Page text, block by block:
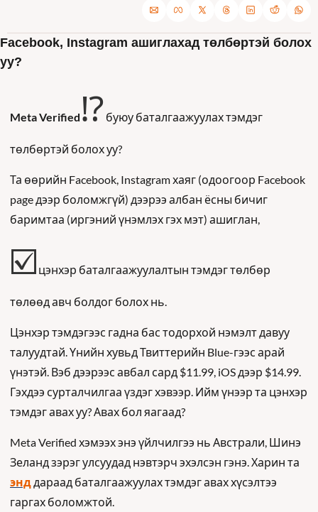
Facebook, Instagram ашиглахад төлбөртэй болох
уу?
Meta Verified ⁉️ буюу баталгаажуулах тэмдэг
төлбөртэй болох уу?
Та өөрийн Facebook, Instagram хаяг (одоогоор Facebook
page дээр боломжгүй) дээрээ албан ёсны бичиг
☑️ цэнхэр баталгаажуулалтын тэмдэг төлбөр
төлөөд авч болдог болох нь.
Цэнхэр тэмдэгээс гадна бас тодорхой нэмэлт давуу
талуудтай. Үнийн хувьд Твиттерийн Blue-гээс арай
үнэтэй. Вэб дээрээс авбал сард $11.99, iOS дээр $14.99.
Гэхдээ сурталчилгаа үздэг хэвээр. Ийм үнээр та цэнхэр
тэмдэг авах уу? Авах бол яагаад?
Meta Verified хэмээх энэ үйлчилгээ нь Австрали, Шинэ
энд дараад баталгаажуулах тэмдэг авах хүсэлтээ
гаргах боломжтой.